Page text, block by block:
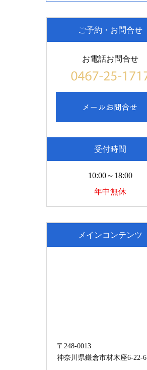
ご予約・お問合せ
お電話お問合せ
受付時間
10:00～18:00
年中無休
メインコンテンツ
〒248-0013
神奈川県鎌倉市材木座6-22-6